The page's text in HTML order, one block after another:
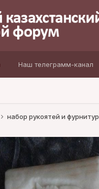
Наш телеграмм-канал
набор рукоятей и фурнитур